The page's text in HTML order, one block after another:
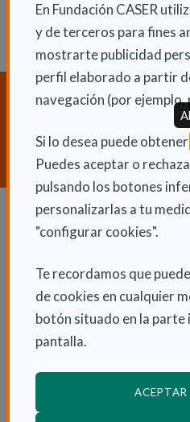
En Fundación CASER
y de terceros para fines
mostrarte publicidad
perfil elaborado a partir
navegación (por
Si lo desea puede obtener
Puedes aceptar o
pulsando los botones
personalizarlas a tu
"configurar cookies".
Te recordamos que
de cookies en cualquier
botón situado en la
pantalla.
¿Necesitas
Dependencia y
CONTACTA CON
Dependencia y
La dependencia
Dependencia en las CCAA
Trámites
La Ley de dependencia